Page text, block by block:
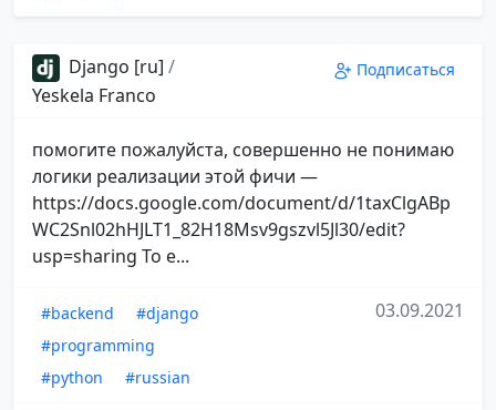
Django [ru] /
Yeskela Franco
Подписаться
помогите пожалуйста, совершенно не понимаю
логики реализации этой фичи —
https://docs.google.com/document/d/1taxClgABp
WC2Snl02hHJLT1_82H18Msv9gszvl5Jl30/edit?
usp=sharing То е...
#backend
#django
#programming
#python
#russian
03.09.2021